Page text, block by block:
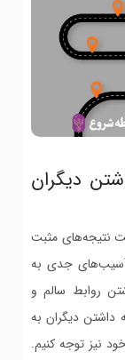
دیگران
نتیجه‌های مثبت
آسیب‌های جدی به
روابط سالم و
دیگران به
نیز توجه کنیم.